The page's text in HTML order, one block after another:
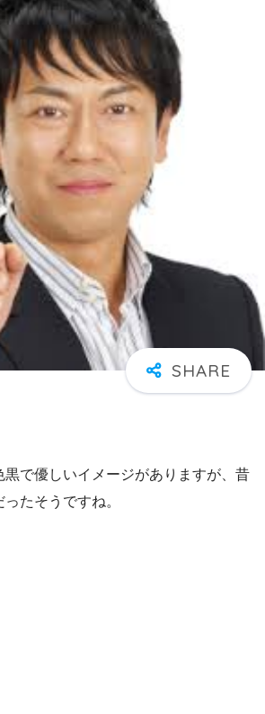
黒で優しいイメージがありますが、昔
たそうですね。